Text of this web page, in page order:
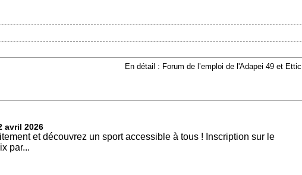
En détail : Forum de l’emploi de l'Adapei 49 et Ettic
avril 2026
et découvrez un sport accessible à tous ! Inscription sur le
par...